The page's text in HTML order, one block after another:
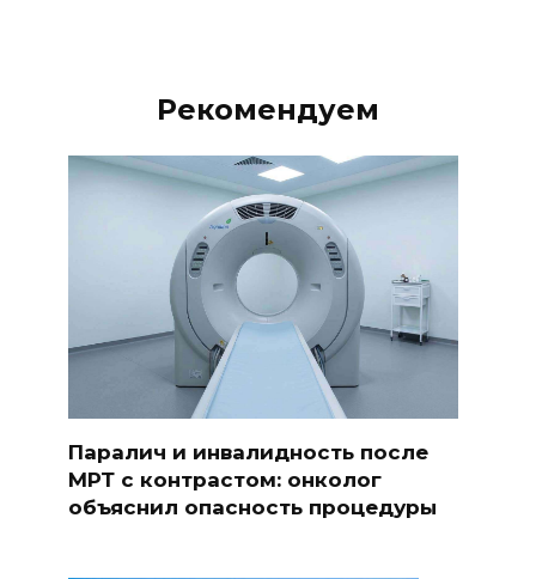
Рекомендуем
Паралич и инвалидность после
МРТ с контрастом: онколог
объяснил опасность процедуры